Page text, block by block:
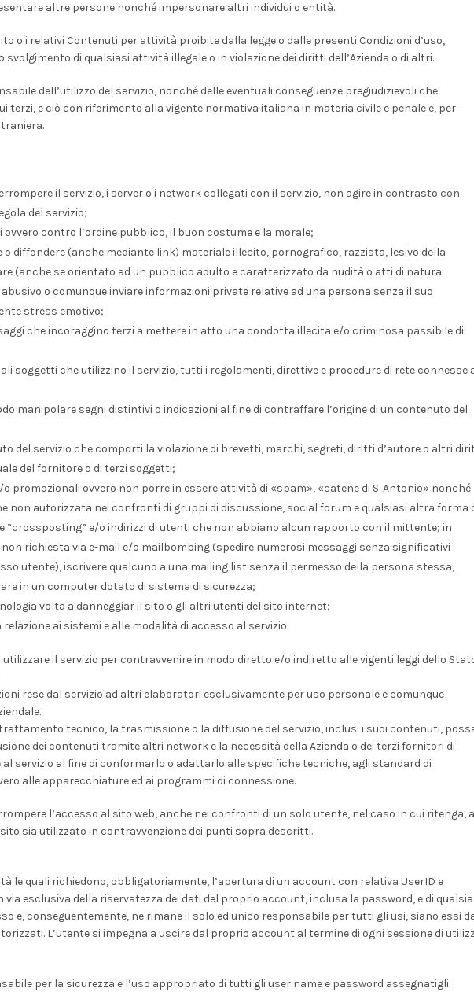
altre persone nonché impersonare altri individui o entità.
o i relativi Contenuti per attività proibite dalla legge o dalle presenti Condizioni d’uso,
di qualsiasi attività illegale o in violazione dei diritti dell’Azienda o di altri.
dell’utilizzo del servizio, nonché delle eventuali conseguenze pregiudizievoli che
terzi, e ciò con riferimento alla vigente normativa italiana in materia civile e penale e, per
il servizio, i server o i network collegati con il servizio, non agire in contrasto con
del servizio;
contro l’ordine pubblico, il buon costume e la morale;
diffondere (anche mediante link) materiale illecito, pornografico, razzista, lesivo della
(anche se orientato ad un pubblico adulto e caratterizzato da nudità o atti di natura
o comunque inviare informazioni private relative ad una persona senza il suo
stress emotivo;
che incoraggino terzi a mettere in atto una condotta illecita e/o criminosa passibile di
soggetti che utilizzino il servizio, tutti i regolamenti, direttive e procedure di rete connesse
manipolare segni distintivi o indicazioni al fine di contraffare l’origine di un contenuto del
del servizio che comporti la violazione di brevetti, marchi, segreti, diritti d’autore o altri
del fornitore o di terzi soggetti;
promozionali ovvero non porre in essere attività di «spam», «catene di S. Antonio» nonché
non autorizzata nei confronti di gruppi di discussione, social forum e qualsiasi altra forma
”crossposting” e/o indirizzi di utenti che non abbiano alcun rapporto con il mittente; in
richiesta via e-mail e/o mailbombing (spedire numerosi messaggi senza significativi
utente), iscrivere qualcuno a una mailing list senza il permesso della persona stessa,
in un computer dotato di sistema di sicurezza;
volta a danneggiar il sito o gli altri utenti del sito internet;
ai sistemi e alle modalità di accesso al servizio.
il servizio per contravvenire in modo diretto e/o indiretto alle vigenti leggi dello
rese dal servizio ad altri elaboratori esclusivamente per uso personale e comunque
tecnico, la trasmissione o la diffusione del servizio, inclusi i suoi contenuti,
dei contenuti tramite altri network e la necessità della Azienda o dei terzi fornitori di
servizio al fine di conformarlo o adattarlo alle specifiche tecniche, agli standard di
alle apparecchiature ed ai programmi di connessione.
l’accesso al sito web, anche nei confronti di un solo utente, nel caso in cui ritenga, a
sia utilizzato in contravvenzione dei punti sopra descritti.
le quali richiedono, obbligatoriamente, l’apertura di un account con relativa UserID e
via esclusiva della riservatezza dei dati del proprio account, inclusa la password, e di
e, conseguentemente, ne rimane il solo ed unico responsabile per tutti gli usi, siano essi
L’utente si impegna a uscire dal proprio account al termine di ogni sessione di
per la sicurezza e l’uso appropriato di tutti gli user name e password assegnatigli